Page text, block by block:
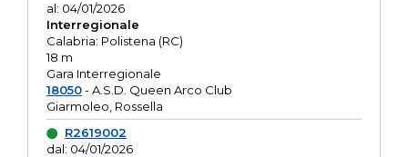
al: 04/01/2026
Interregionale
Calabria: Polistena (RC)
18 m
Gara Interregionale
18050- A.S.D. Queen Arco Club
Giarmoleo, Rossella
R2619002
dal: 04/01/2026